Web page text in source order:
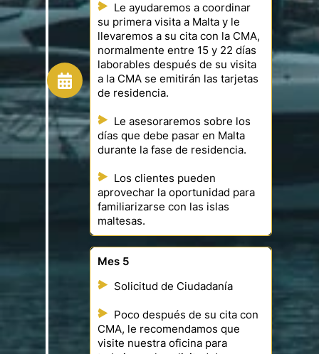
Le ayudaremos a coordinar
su primera visita a Malta y le
llevaremos a su cita con la CMA,
normalmente entre 15 y 22 días
laborables después de su visita
a la CMA se emitirán las tarjetas
de residencia.
Le asesoraremos sobre los
días que debe pasar en Malta
durante la fase de residencia.
Los clientes pueden
aprovechar la oportunidad para
familiarizarse con las islas
maltesas.
Mes 5
Solicitud de Ciudadanía
Poco después de su cita con
CMA, le recomendamos que
visite nuestra oficina para